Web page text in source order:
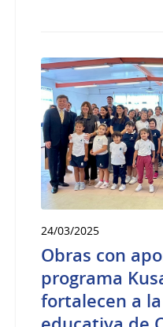
24/03/2025
Obras con
programa
fortalecen a